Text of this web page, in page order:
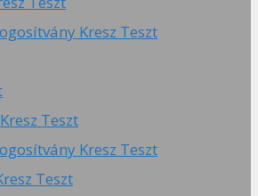
Kresz Teszt
Teszt
Kresz Teszt
Teszt